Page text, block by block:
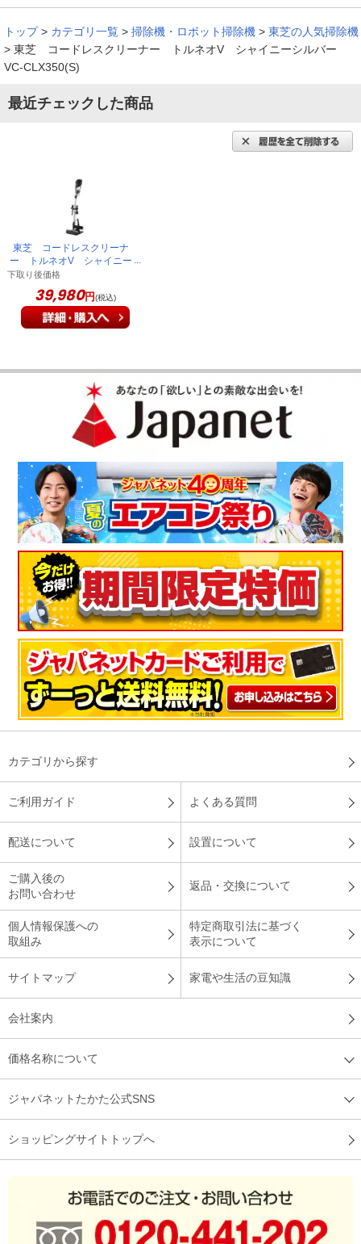
気軽にササッと掃除ができる
軽くてパッと使えるコ－ドレスクリ－ナ－を求めて購入しまし
た。小さい割にすごい吸引力で驚き！ササッと掃除ができる気
ールで綺麗になりました。
思ったより静かで良かった
軽い。自走式ヘッドなので、使用時はさらに軽く感じた。思っ
そのまま立てかけるように収納できるのは意外に便利だなと感
（
埼玉県50代
取り扱いが楽！
これまでコ－ド付きクリ－ナ－を使用していたが、取り扱いに
苦労するようになってきたのでコ－ドレスクリ－ナ－の購入を
決めた。軽くてコ－ドレスなので、取り扱いが楽で重宝してい
る。購入して良かった。
（大阪府70代 G.M様）
使いやすいけど、充電は面倒
軽い、吸引力も高い、静かスタンドも使いやすいけどわざわざ
コ－ドを刺さないと充電できないのが欠点かな。
（静岡県50代N.Y様）
実家の掃除機が壊れたため購入しました。軽くて持ち運びも楽
（東京都50代
とても気に入っています
品もとても気に入っています。
スペースを取らないのは良いが、音が少
が、音が少し大きい。
トップ > カテゴリ一覧 > 掃除機・ロボット掃除機 > 東芝の人気掃除機
> 東芝 コードレスクリーナー トルネオV シャイニーシルバー
VC-CLX350(S)
最近チェックした商品
東芝 コードレスクリーナ
ー トルネオV シャイニー
シルバー VC-CLX350(S)
下取り後価格
39,980円(税込)
カテゴリから探す
ご利用ガイド よくある質問
配送について 設置について
ご購入後の
お問い合わせ
返品・交換について
個人情報保護への
取組み
特定商取引法に基づく
表示について
サイトマップ 家電や生活の豆知識
会社案内
価格名称について
ジャパネットたかた公式SNS
ショッピングサイトトップへ